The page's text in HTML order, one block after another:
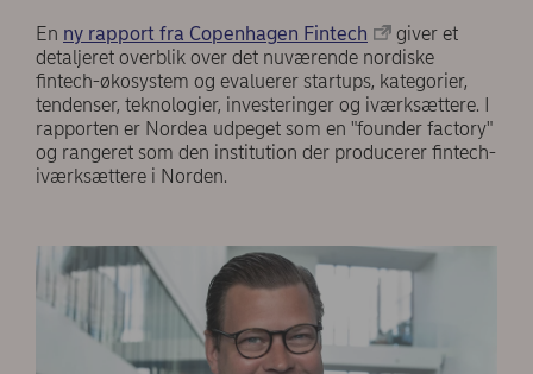
En ny rapport fra Copenhagen Fintech
giver et
detaljeret overblik over det nuværende nordiske
fintech-økosystem og evaluerer startups, kategorier,
tendenser, teknologier, investeringer og iværksættere. I
rapporten er Nordea udpeget som en "founder factory"
og rangeret som den institution der producerer fintech-
iværksættere i Norden.